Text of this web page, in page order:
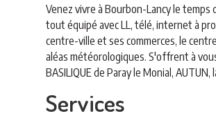
Venez vivre à Bourbon-Lancy le
tout équipé avec LL, télé, internet à
centre-ville et ses commerces, le
aléas météorologiques. S'offrent à
BASILIQUE de Paray le Monial,
Services